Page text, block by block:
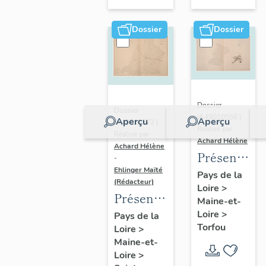
sur-
Moine
Dossier
Aperçu
IA49010572 |
Achard Hélène
-
Ehlinger Maïté
(Rédacteur)
Présentation
du
patrimoine
industriel
Pays de la
Loire >
Maine-et-
Loire >
Dossier
Aperçu
Dossier
IA49010556 |
Réalisé par
Achard Hélène
du
patrimoine
industriel
de la
commune
de
Pays de la
Loire >
Maine-et-
Loire >
Torfou